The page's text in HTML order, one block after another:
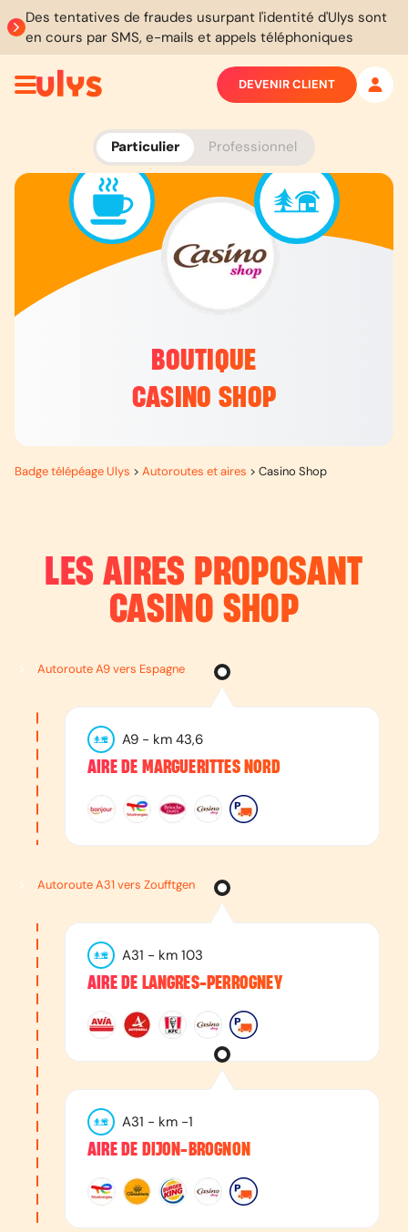
Des tentatives de fraudes usurpant l'identité d'Ulys sont
en cours par SMS, e-mails et appels téléphoniques
Particulier Professionnel
DEVENIR CLIENT
BOUTIQUE
CASINO SHOP
Badge télépéage Ulys > Autoroutes et aires > Casino Shop
LES AIRES PROPOSANT
CASINO SHOP
Autoroute A9 vers Espagne
A9 - km 43,6
AIRE DE MARGUERITTES NORD
Autoroute A31 vers Zoufftgen
A31 - km 103
AIRE DE LANGRES-PERROGNEY
A31 - km -1
AIRE DE DIJON-BROGNON